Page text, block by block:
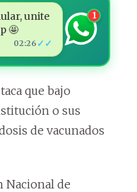
unite
🤩
02:26 ✓✓
1
que bajo
o sus
de vacunados
Nacional de